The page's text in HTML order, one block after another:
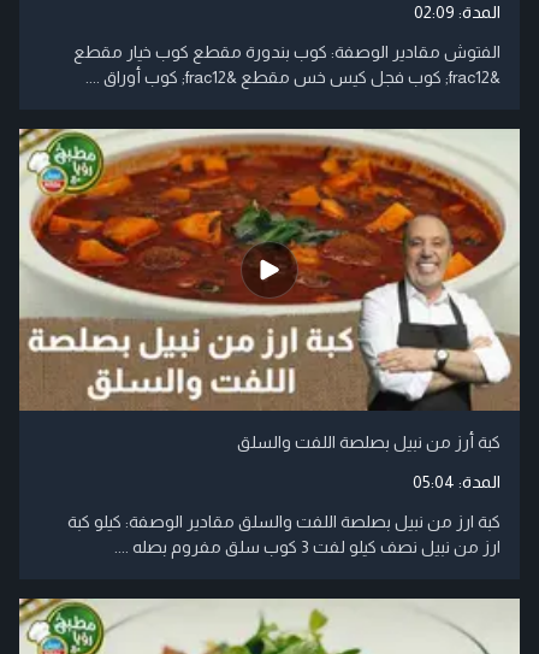
المدة: 02:09
الفتوش مقادير الوصفة: كوب بندورة مقطع كوب خيار مقطع
&frac12; كوب فجل كيس خس مقطع &frac12; كوب أوراق ....
كبة أرز من نبيل بصلصة اللفت والسلق
المدة: 05:04
كبة ارز من نبيل بصلصة اللفت والسلق مقادير الوصفة: كيلو كبة
ارز من نبيل نصف كيلو لفت 3 كوب سلق مفروم بصله ....